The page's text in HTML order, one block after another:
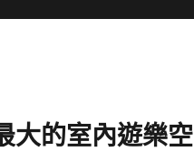
大的室內遊樂